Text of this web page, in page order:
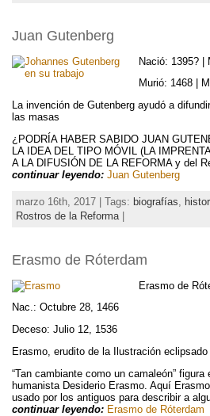
Juan Gutenberg
Nació: 1395? |
Murió: 1468 |
La invención de Gutenberg ayudó a
las masas
¿PODRÍA HABER SABIDO JUAN
LA IDEA DEL TIPO MÓVIL (LA
A LA DIFUSIÓN DE LA REFORMA y del
continuar leyendo: Juan Gutenberg
marzo 16th, 2017 | Tags: biografías
Rostros de la Reforma |
Erasmo de Róterdam
Erasmo de
Nac.: Octubre 28, 1466
Deceso: Julio 12, 1536
Erasmo, erudito de la Ilustración
“Tan cambiante como un camaleón”
humanista Desiderio Erasmo. Aquí
usado por los antiguos para describir a
continuar leyendo: Erasmo de Róterdam